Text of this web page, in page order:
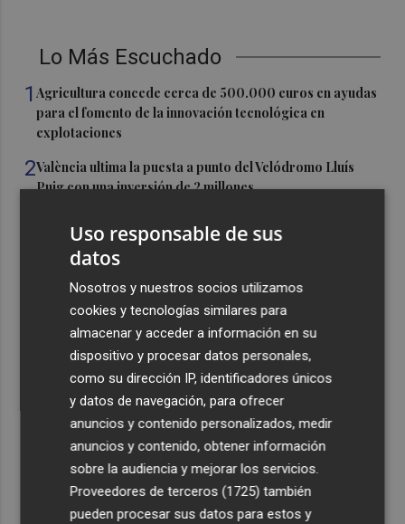
Lo Más Escuchado
1Agricultura concede cerca de 500.000 euros en ayudas
para el fomento de la innovación tecnológica en
explotaciones
2València ultima la puesta a punto del Velódromo Lluís
Puig con una inversión de 2 millones
la localidad gaditana de Rota
personas con síntomas oculares tras el eclipse solar
El eclipse dispara la demanda de gafas homologadas
con millones de unidades distribuidas
Recibe toda la actualidad de
Plaza Podcast en tu correo
Uso responsable de sus
datos
Nosotros y nuestros socios utilizamos
cookies y tecnologías similares para
almacenar y acceder a información en su
dispositivo y procesar datos personales,
como su dirección IP, identificadores únicos
y datos de navegación, para ofrecer
anuncios y contenido personalizados, medir
anuncios y contenido, obtener información
sobre la audiencia y mejorar los servicios.
Proveedores de terceros (1725) también
pueden procesar sus datos para estos y